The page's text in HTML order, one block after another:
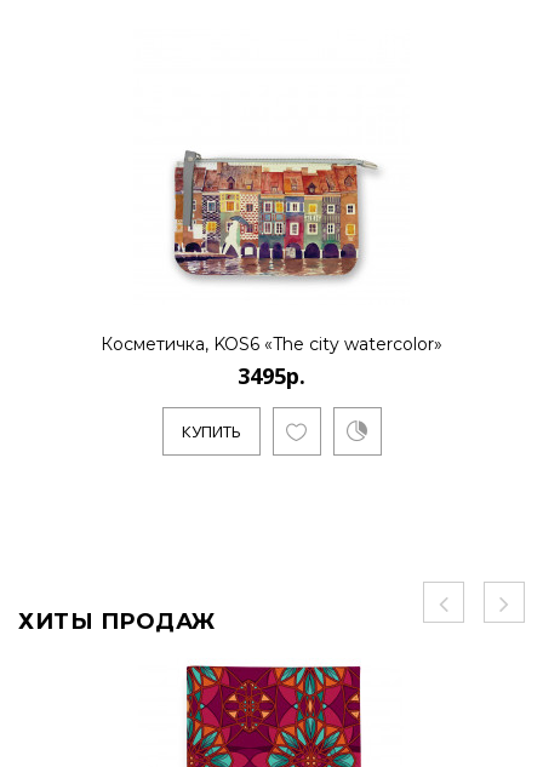
Косметичка, KOS6 «The city watercolor»
3495р.
КУПИТЬ
ХИТЫ ПРОДАЖ